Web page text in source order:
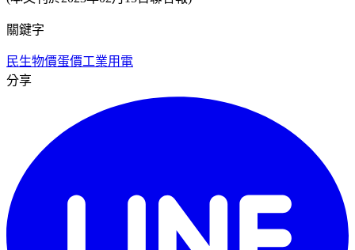
關鍵字
民生物價蛋價工業用電
分享